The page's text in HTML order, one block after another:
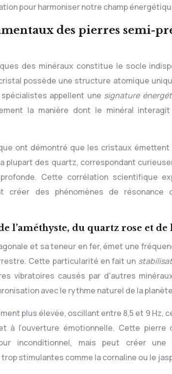
pour harmoniser notre champ
des pierres semi-
des minéraux constitue le socle
possède une structure atomique
appellent une signature
la manière dont le minéral
ont démontré que les cristaux
plupart des quartz, correspondant
Cette corrélation scientifique
créer des phénomènes de résonance
l’améthyste, du quartz rose et
et sa teneur en fer, émet une
Cette particularité en fait un
vibratoires causés par d’autres
avec le rythme naturel de la
plus élevée, oscillant entre 8,5 et 9 Hz,
à l’ouverture émotionnelle. Cette
inconditionnel, mais peut créer une
stimulantes comme la cornaline ou le